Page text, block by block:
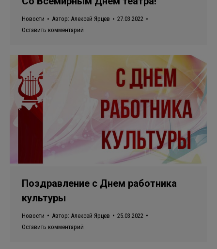
Новости Автор: Алексей Ярцев
27.03.2022
Оставить комментарий
Поздравление с Днем работника
культуры
Новости Автор: Алексей Ярцев
25.03.2022
Оставить комментарий